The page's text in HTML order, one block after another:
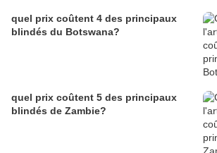
quel prix coûtent 4 des principaux
blindés du Botswana?
quel prix coûtent 5 des principaux
blindés de Zambie?